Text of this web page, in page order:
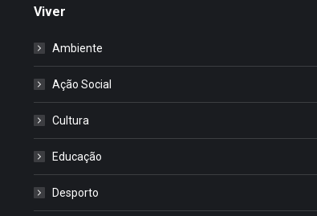
Viver
Ambiente
Ação Social
Cultura
Educação
Desporto